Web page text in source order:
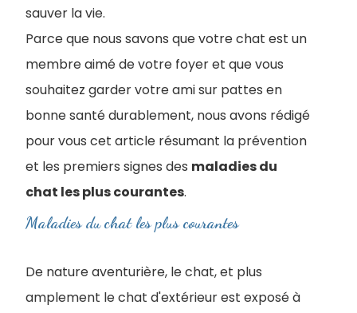
sauver la vie.
Parce que nous savons que votre chat est un
membre aimé de votre foyer et que vous
souhaitez garder votre ami sur pattes en
bonne santé durablement, nous avons rédigé
pour vous cet article résumant la prévention
et les premiers signes des maladies du
chat les plus courantes.
Maladies du chat les plus courantes
De nature aventurière, le chat, et plus
amplement le chat d'extérieur est exposé à